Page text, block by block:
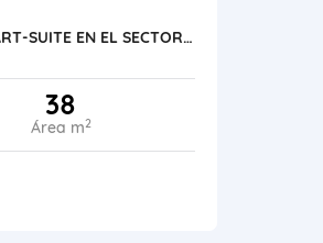
VENTA DE LUJOSO APART-SUITE EN EL SECTOR DE PLAYA SALGUERO
38
Área m2